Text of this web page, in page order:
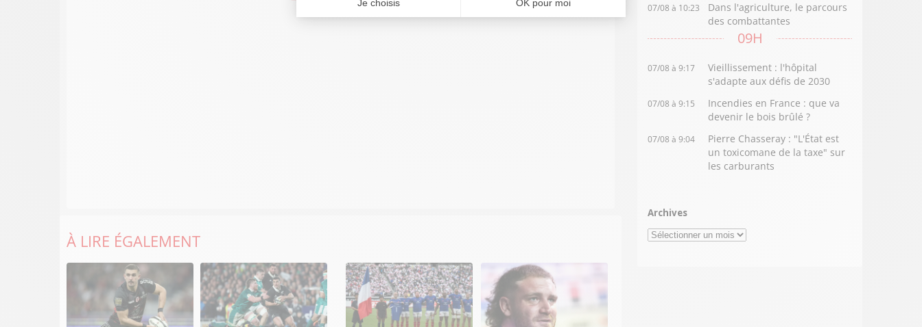
À LIRE ÉGALEMENT
07/08 à 10:23
Dans l'agriculture, le parcours
des combattantes
09H
07/08 à 9:17
Vieillissement : l'hôpital
s'adapte aux défis de 2030
07/08 à 9:15
Incendies en France : que va
devenir le bois brûlé ?
07/08 à 9:04
Pierre Chasseray : "L'État est
un toxicomane de la taxe" sur
les carburants
Archives
Archives